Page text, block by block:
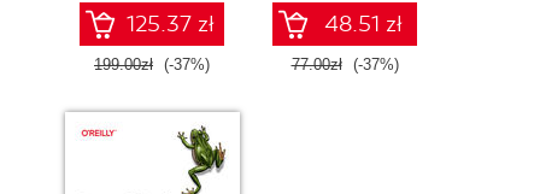
125.37 zł
199.00zł (-37%)
48.51 zł
77.00zł (-37%)